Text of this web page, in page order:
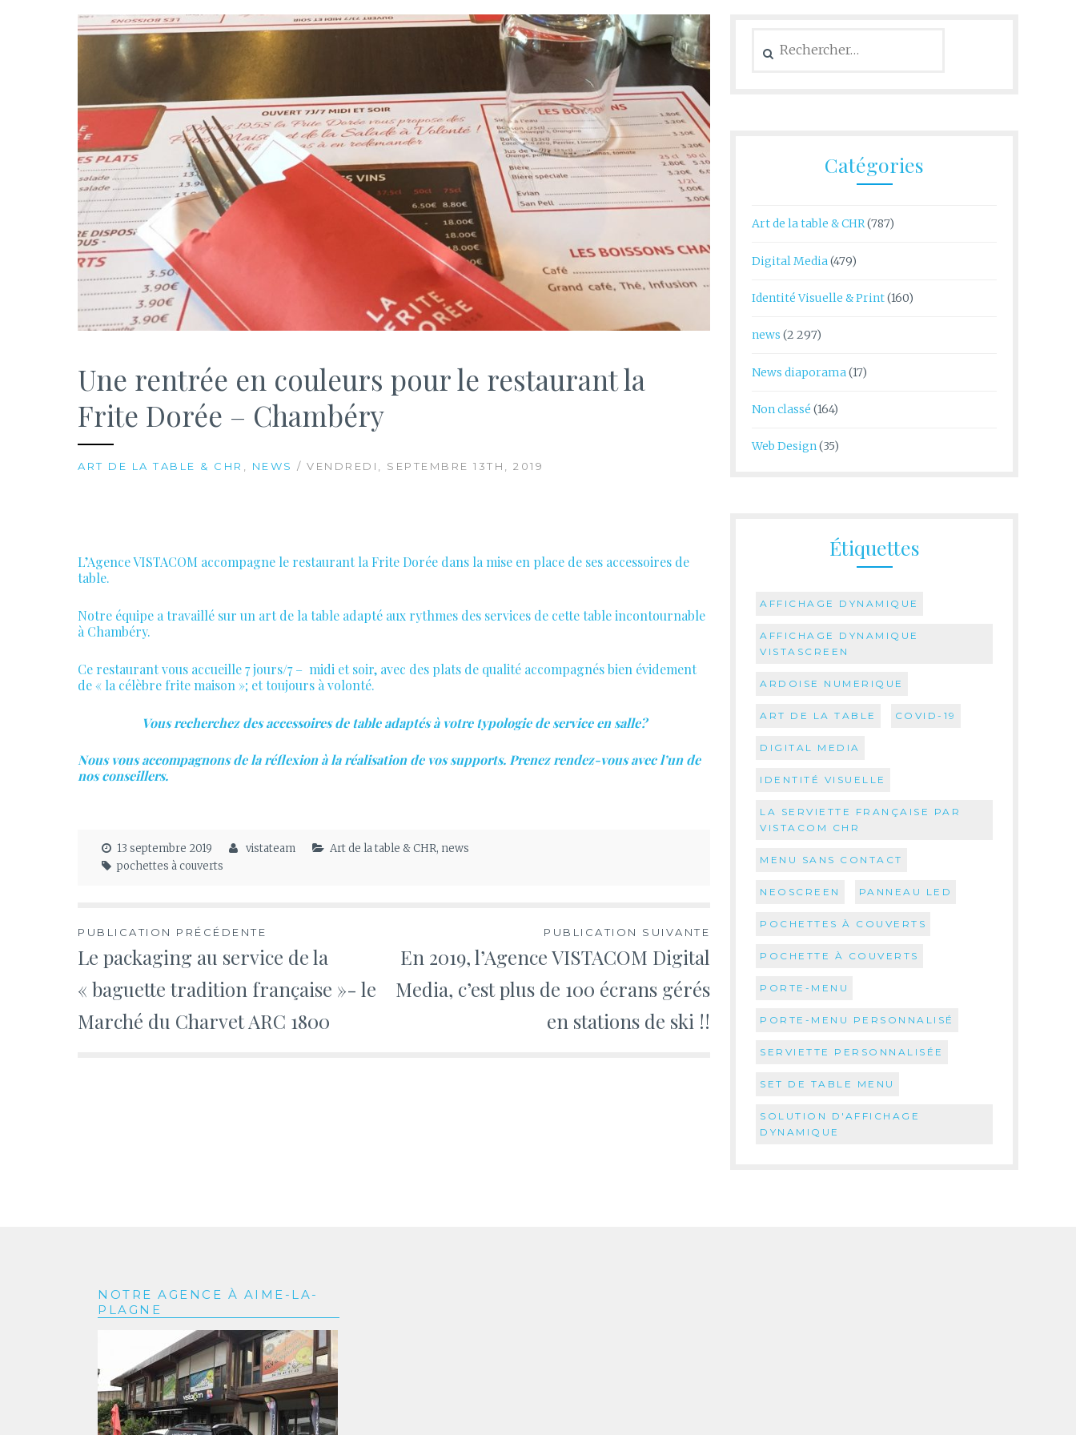
Une rentrée en couleurs pour le restaurant la
Frite Dorée – Chambéry
ART DE LA TABLE & CHR NEWS / VENDREDI, SEPTEMBRE 13TH, 2019
L’Agence VISTACOM accompagne le restaurant la Frite Dorée dans la mise en place de ses accessoires de
table.
Notre équipe a travaillé sur un art de la table adapté aux rythmes des services de cette table incontournable
à Chambéry.
Ce restaurant vous accueille 7 jours/7 – midi et soir, avec des plats de qualité accompagnés bien évidement
de « la célèbre frite maison »; et toujours à volonté.
Vous recherchez des accessoires de table adaptés à votre typologie de service en salle?
Nous vous accompagnons de la réflexion à la réalisation de vos supports. Prenez rendez-vous avec l’un de
nos conseillers.
13 septembre 2019 vistateam Art de la table & CHR, news
pochettes à couverts
Navigation
de
l’article
PUBLICATION PRÉCÉDENTE
Le packaging au service de la
« baguette tradition française »- le
Marché du Charvet ARC 1800
PUBLICATION SUIVANTE
En 2019, l’Agence VISTACOM Digital
Media, c’est plus de 100 écrans gérés
en stations de ski !!
Catégories
Art de la table & CHR(787)
Digital Media (479)
Identité Visuelle & Print(160)
news (2 297)
News diaporama(17)
Non classé (164)
Web Design(35)
Étiquettes
AFFICHAGE DYNAMIQUE
AFFICHAGE DYNAMIQUE
VISTASCREEN
ARDOISE NUMERIQUE
ART DE LA TABLE COVID-19
DIGITAL MEDIA
IDENTITÉ VISUELLE
LA SERVIETTE FRANÇAISE PAR
VISTACOM CHR
MENU SANS CONTACT
NEOSCREEN PANNEAU LED
POCHETTES À COUVERTS
POCHETTE À COUVERTS
PORTE-MENU
PORTE-MENU PERSONNALISÉ
SERVIETTE PERSONNALISÉE
SET DE TABLE MENU
SOLUTION D'AFFICHAGE
DYNAMIQUE
NOTRE AGENCE À AIME-LA-
PLAGNE